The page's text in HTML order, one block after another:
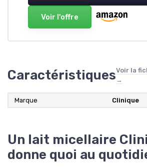
Voir l'offre
CaractéristiquesVoir la
→
Marque Clinique
Un lait micellaire
donne quoi au